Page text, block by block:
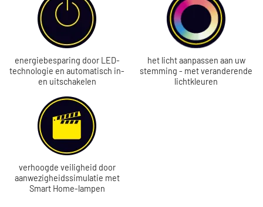
energiebesparing door LED-
technologie en automatisch in-
en uitschakelen
het licht aanpassen aan uw
stemming - met veranderende
lichtkleuren
verhoogde veiligheid door
aanwezigheidssimulatie met
Smart Home-lampen